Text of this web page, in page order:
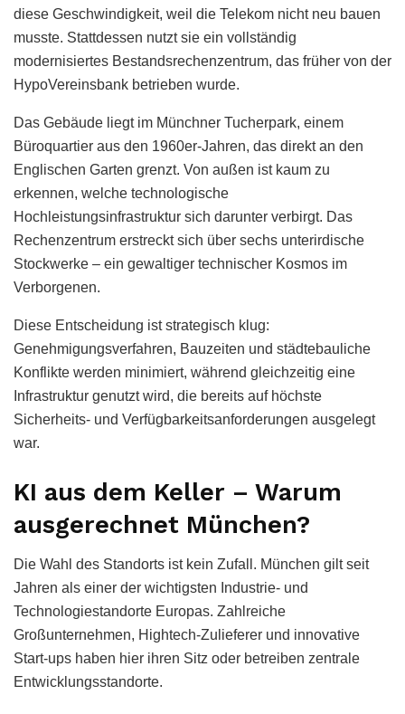
diese Geschwindigkeit, weil die Telekom nicht neu bauen
musste. Stattdessen nutzt sie ein vollständig
modernisiertes Bestandsrechenzentrum, das früher von der
HypoVereinsbank betrieben wurde.
Das Gebäude liegt im Münchner Tucherpark, einem
Büroquartier aus den 1960er-Jahren, das direkt an den
Englischen Garten grenzt. Von außen ist kaum zu
erkennen, welche technologische
Hochleistungsinfrastruktur sich darunter verbirgt. Das
Rechenzentrum erstreckt sich über sechs unterirdische
Stockwerke – ein gewaltiger technischer Kosmos im
Verborgenen.
Diese Entscheidung ist strategisch klug:
Genehmigungsverfahren, Bauzeiten und städtebauliche
Konflikte werden minimiert, während gleichzeitig eine
Infrastruktur genutzt wird, die bereits auf höchste
Sicherheits- und Verfügbarkeitsanforderungen ausgelegt
war.
KI aus dem Keller – Warum
ausgerechnet München?
Die Wahl des Standorts ist kein Zufall. München gilt seit
Jahren als einer der wichtigsten Industrie- und
Technologiestandorte Europas. Zahlreiche
Großunternehmen, Hightech-Zulieferer und innovative
Start-ups haben hier ihren Sitz oder betreiben zentrale
Entwicklungsstandorte.